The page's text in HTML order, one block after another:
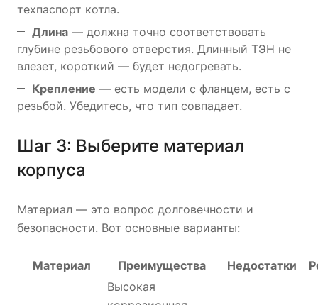
техпаспорт котла.
Длина — должна точно соответствовать
глубине резьбового отверстия. Длинный ТЭН не
влезет, короткий — будет недогревать.
Крепление — есть модели с фланцем, есть с
резьбой. Убедитесь, что тип совпадает.
Шаг 3: Выберите материал
корпуса
Материал — это вопрос долговечности и
безопасности. Вот основные варианты:
Материал Преимущества Недостатки
Высокая